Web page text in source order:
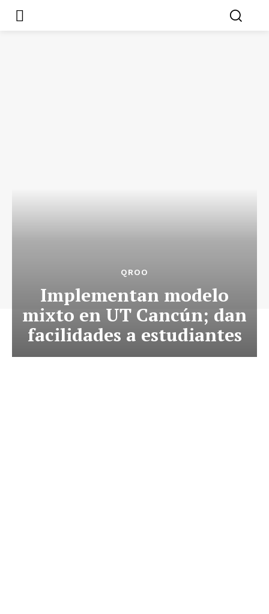
QROO
Implementan modelo
mixto en UT Cancún; dan
facilidades a estudiantes